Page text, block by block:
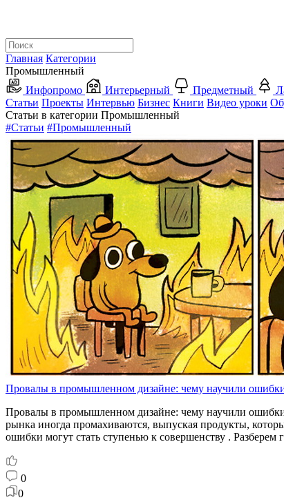
Главная Категории
Промышленный
Инфопромо
Интерьерный Предметный
Статьи Проекты Интервью Бизнес Книги Видео уроки
Статьи в категории Промышленный
#Статьи #Промышленный
Провалы в промышленном дизайне: чему научили
Провалы в промышленном дизайне: чему научили
рынка иногда промахиваются, выпуская продукты,
ошибки могут стать ступенью к совершенству .
0
0